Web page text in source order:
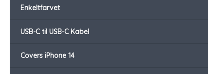
Enkeltfarvet
USB-C til USB-C Kabel
Covers iPhone 14